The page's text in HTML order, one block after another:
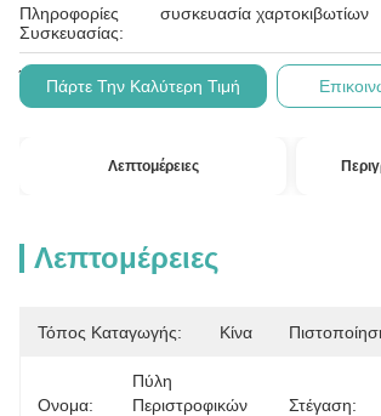
Πληροφορίες
Συσκευασίας:
συσκευασία χαρτοκιβωτίων
Όροι Πληρωμής:
Πάρτε Την Καλύτερη Τιμή
Λεπτομέρειες
Λεπτομέρειες
Τόπος Καταγωγής: Κίνα
Ονομα:
Πύλη
Περιστροφικών
Στέγαση: